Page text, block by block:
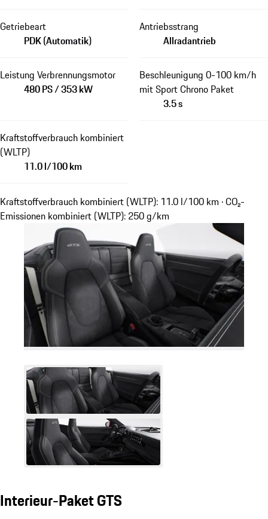
Getriebeart
PDK (Automatik)
Antriebsstrang
Allradantrieb
Leistung Verbrennungsmotor
480 PS / 353 kW
Beschleunigung 0-100 km/h
mit Sport Chrono Paket
3.5 s
Kraftstoffverbrauch kombiniert
(WLTP)
11.0 l/100 km
Kraftstoffverbrauch kombiniert (WLTP): 11.0 l/100 km · CO₂-
Emissionen kombiniert (WLTP): 250 g/km
Interieur-Paket GTS